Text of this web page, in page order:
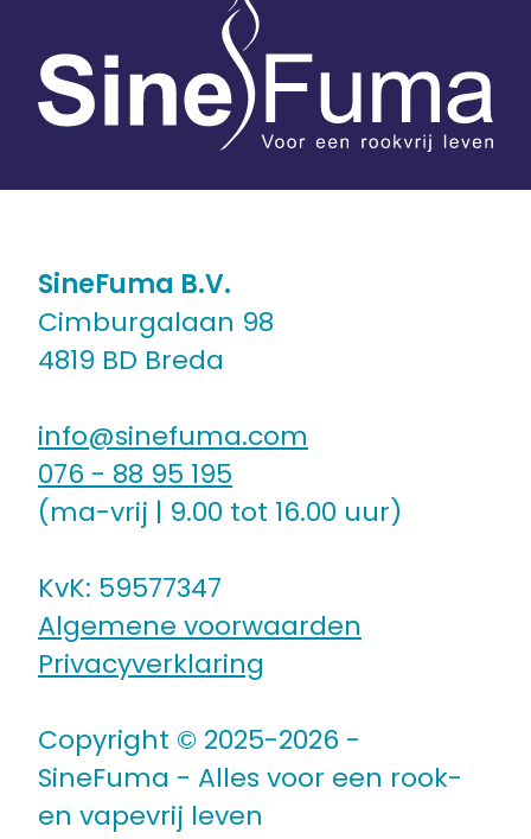
SineFuma B.V.
Cimburgalaan 98
4819 BD Breda
info@sinefuma.com
076 - 88 95 195
(ma-vrij | 9.00 tot 16.00 uur)
KvK: 59577347
Algemene voorwaarden
Privacyverklaring
Copyright © 2025-2026 -
SineFuma - Alles voor een rook-
en vapevrij leven